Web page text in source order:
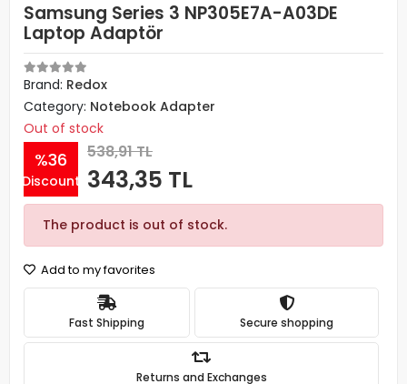
Samsung Series 3 NP305E7A-A03DE
Laptop Adaptör
Brand: Redox
Category: Notebook Adapter
Out of stock
%36
Discount
538,91 TL
343,35 TL
The product is out of stock.
Add to my favorites
Fast Shipping Secure shopping
Returns and Exchanges